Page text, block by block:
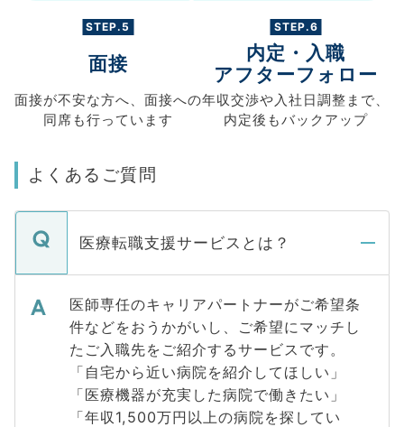
STEP.5
面接
面接が不安な方へ、 面接への
同席も行っています
STEP.6
内定・入職
アフターフォロー
年収交渉や入社日調整まで、
内定後もバックアップ
よくあるご質問
医療転職支援サービスとは？
医師専任のキャリアパートナーがご希望条
件などをおうかがいし、ご希望にマッチし
たご入職先をご紹介するサービスです。
「自宅から近い病院を紹介してほしい」
「医療機器が充実した病院で働きたい」
「年収1,500万円以上の病院を探してい